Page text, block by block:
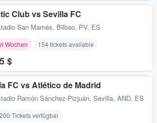
Club vs Sevilla FC
San Mamés, Bilbao, PV, ES
Wochen 154 tickets available
$
FC vs Atlético de Madrid
Ramón Sánchez-Pizjuán, Sevilla, AND, ES
Tickets verfügbar